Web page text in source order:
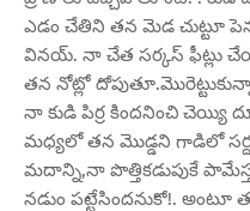
ఎడం చేతిని తన మెడ చుట్టూ
వినయ్. నా చేత సర్కస్ ఫీట్లు
తన నోట్లో
నా కుడి పిర్ర కిందనించి చెయ్యి
మధ్యలో తన మొడ్డని గాడిలో
మదాన్ని,నా పొత్తికడుపుకే
నడుం పట్టేసిందనుకో!. అంటూ